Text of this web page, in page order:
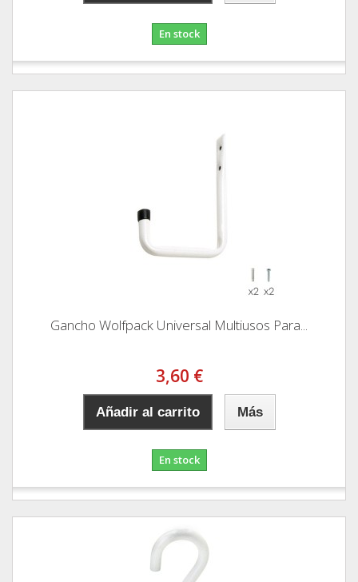
En stock
Gancho Wolfpack Universal Multiusos Para...
3,60 €
Añadir al carrito Más
En stock